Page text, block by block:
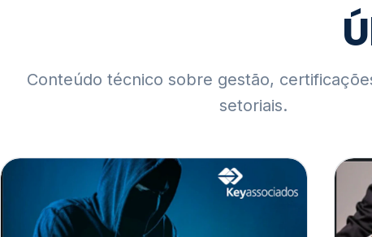
Conteúdo técnico sobre gestão,
setoriais.